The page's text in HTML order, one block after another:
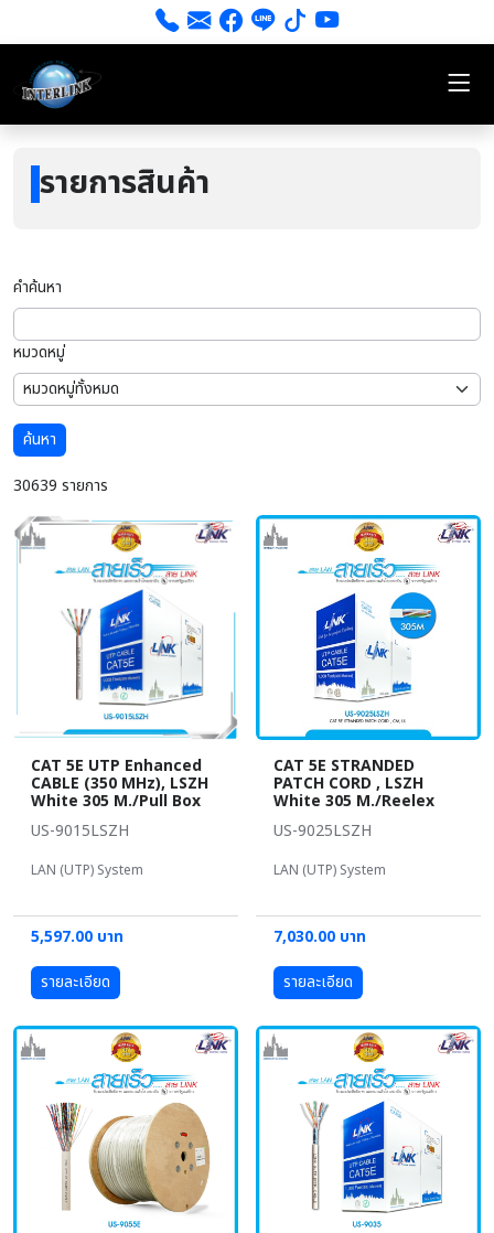
รายการสินค้า
คำค้นหา
หมวดหมู่
ค้นหา
30639 รายการ
CAT 5E UTP Enhanced
CABLE (350 MHz), LSZH
White 305 M./Pull Box
US-9015LSZH
LAN (UTP) System
5,597.00 บาท
รายละเอียด
CAT 5E STRANDED
PATCH CORD , LSZH
White 305 M./Reelex
US-9025LSZH
LAN (UTP) System
7,030.00 บาท
รายละเอียด